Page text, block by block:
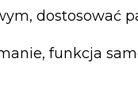
dostosować
funkcja